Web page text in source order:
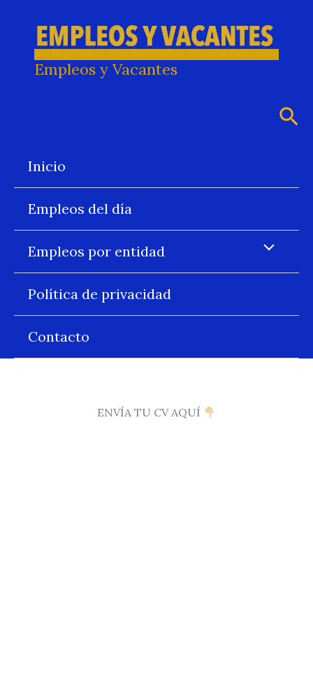
contenido
Empleos y Vacantes
Inicio
Empleos del día
Empleos por entidad
Política de privacidad
Contacto
ENVÍA TU CV AQUÍ